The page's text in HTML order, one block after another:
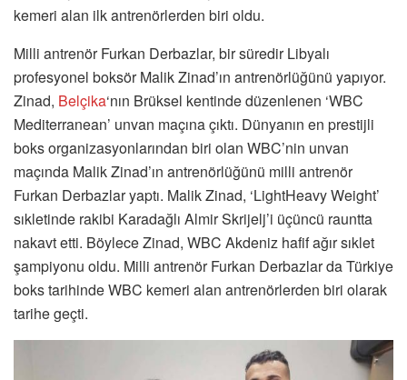
kemeri alan ilk antrenörlerden biri oldu.
Milli antrenör Furkan Derbazlar, bir süredir Libyalı
profesyonel boksör Malik Zinad’ın antrenörlüğünü yapıyor.
Zinad, Belçika‘nın Brüksel kentinde düzenlenen ‘WBC
Mediterranean’ unvan maçına çıktı. Dünyanın en prestijli
boks organizasyonlarından biri olan WBC’nin unvan
maçında Malik Zinad’ın antrenörlüğünü milli antrenör
Furkan Derbazlar yaptı. Malik Zinad, ‘LightHeavy Weight’
sıkletinde rakibi Karadağlı Almir Skrijelj’i üçüncü rauntta
nakavt etti. Böylece Zinad, WBC Akdeniz hafif ağır sıklet
şampiyonu oldu. Milli antrenör Furkan Derbazlar da Türkiye
boks tarihinde WBC kemeri alan antrenörlerden biri olarak
tarihe geçti.